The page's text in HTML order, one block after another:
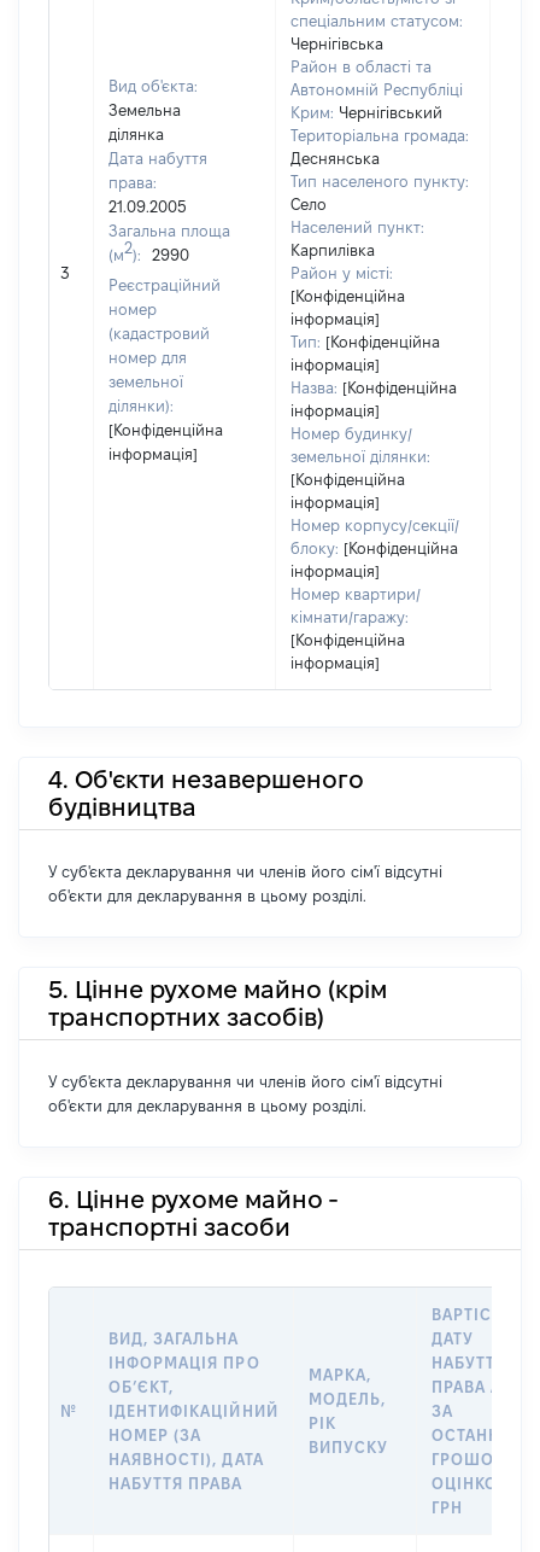
3
Вид об'єкта:
Земельна
ділянка
Дата набуття
права:
21.09.2005
Загальна площа
(м2):
2990
Реєстраційний
номер
(кадастровий
номер для
земельної
ділянки):
[Конфіденційна
інформація]
спеціальним статусом:
Чернігівська
Район в області та
Автономній Республіці
Крим: Чернігівський
Територіальна громада:
Деснянська
Тип населеного пункту:
Село
Населений пункт:
Карпилівка
Район у місті:
[Конфіденційна
інформація]
Тип: [Конфіденційна
інформація]
Назва: [Конфіденційна
інформація]
Номер будинку/
земельної ділянки:
[Конфіденційна
інформація]
Номер корпусу/секції/
блоку: [Конфіденційна
інформація]
Номер квартири/
кімнати/гаражу:
[Конфіденційна
інформація]
4. Об'єкти незавершеного
будівництва
У суб'єкта декларування чи членів його сім'ї відсутні
об'єкти для декларування в цьому розділі.
5. Цінне рухоме майно (крім
транспортних засобів)
У суб'єкта декларування чи членів його сім'ї відсутні
об'єкти для декларування в цьому розділі.
6. Цінне рухоме майно -
транспортні засоби
№
ВИД, ЗАГАЛЬНА
ІНФОРМАЦІЯ ПРО
ОБʼЄКТ,
ІДЕНТИФІКАЦІЙНИЙ
НОМЕР (ЗА
НАЯВНОСТІ), ДАТА
НАБУТТЯ ПРАВА
МАРКА,
МОДЕЛЬ,
РІК
ВИПУСКУ
ВАРТІСТЬ НА
ДАТУ
НАБУТТЯ
ПРАВА АБО
ЗА
ГРОШОВОЮ
ОЦІНКОЮ,
ГРН